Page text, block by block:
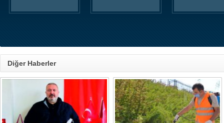
Diğer Haberler